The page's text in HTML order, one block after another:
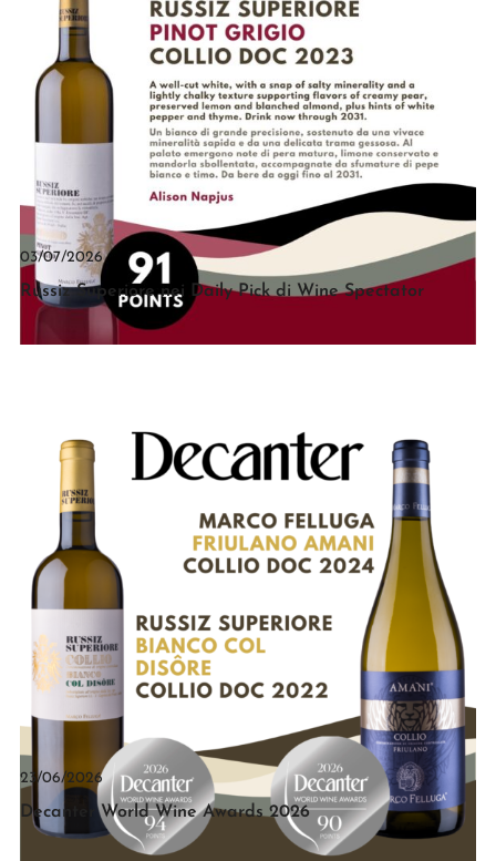
03/07/2026
Russiz Superiore nei Daily Pick di Wine Spectator
23/06/2026
Decanter World Wine Awards 2026